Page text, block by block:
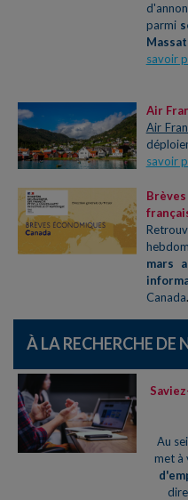
parmi
savoir
Air
Air
savoir
mars
Canada.
À LA RECHERCHE DE
Au
met à